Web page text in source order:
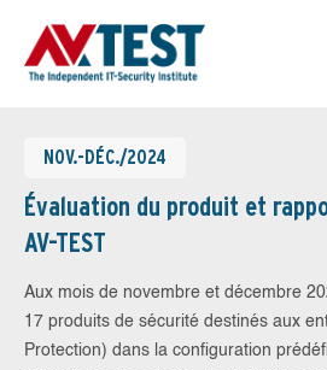
NOV.-DÉC./2024
Évaluation du produit et
AV-TEST
Aux mois de novembre et décembre
17 produits de sécurité destinés aux
Protection) dans la configuration